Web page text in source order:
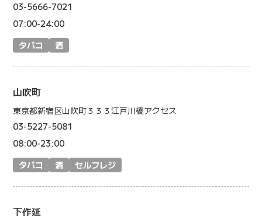
03-5666-7021
07:00-24:00
タバコ
酒
山吹町
東京都新宿区山吹町３３３江戸川橋アクセス
03-5227-5081
08:00-23:00
タバコ
酒 セルフレジ
下作延